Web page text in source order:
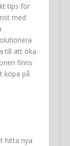
tips för
med
till att öka
finns
köpa på
hitta nya